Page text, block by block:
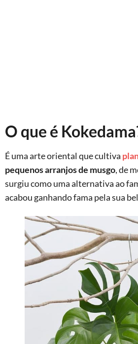
O que é
É uma arte oriental que cultiva
pequenos arranjos de musgo, de
surgiu como uma alternativa ao
acabou ganhando fama pela sua